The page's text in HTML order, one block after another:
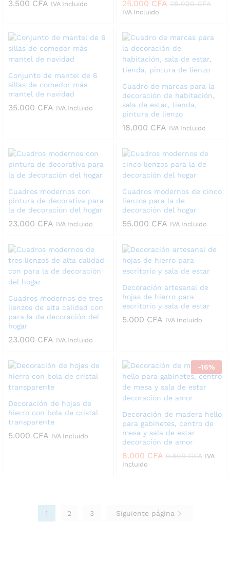
3.500 CFA IVA Incluido 25.000 CFA 28.000CFA
IVA Incluido
Conjunto de mantel de 6
sillas de comedor más
mantel de navidad
35.000 CFA IVA Incluido
Cuadro de marcas para la
decoración de habitación,
sala de estar, tienda,
pintura de lienzo
18.000 CFA IVA Incluido
Cuadros modernos con
pintura de decorativa para
la de decoración del hogar
23.000 CFA IVA Incluido
Cuadros modernos de cinco
lienzos para la de
decoración del hogar
55.000 CFA IVA Incluido
Cuadros modernos de tres
lienzos de alta calidad con
para la de decoración del
hogar
23.000 CFA IVA Incluido
Decoración artesanal de
hojas de hierro para
escritorio y sala de estar
5.000 CFA IVA Incluido
Decoración de hojas de
hierro con bola de cristal
transparente
5.000 CFA IVA Incluido
-16%
Decoración de madera hello
para gabinetes, centro de
mesa y sala de estar
decoración de amor
8.000 CFA 9.500CFA IVA
Incluido
1 2 3 Siguiente página